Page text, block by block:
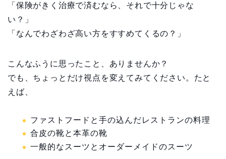
「保険がきく治療で済むなら、それで十分じゃな
い？」
「なんでわざわざ高い方をすすめてくるの？」
こんなふうに思ったこと、ありませんか？
でも、ちょっとだけ視点を変えてみてください。たと
えば、
ファストフードと手の込んだレストランの料理
合皮の靴と本革の靴
一般的なスーツとオーダーメイドのスーツ